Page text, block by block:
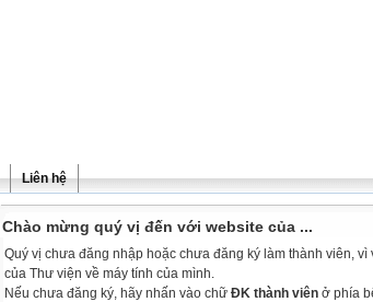
Liên hệ
Chào mừng quý vị đến với website của ...
Quý vị chưa đăng nhập hoặc chưa đăng ký làm thành viên,
của Thư viện về máy tính của mình.
Nếu chưa đăng ký, hãy nhấn vào chữ ĐK thành viên ở phía